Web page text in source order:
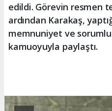
edildi. Görevin resmen
ardından Karakaş,
memnuniyet ve
kamuoyuyla paylaştı.